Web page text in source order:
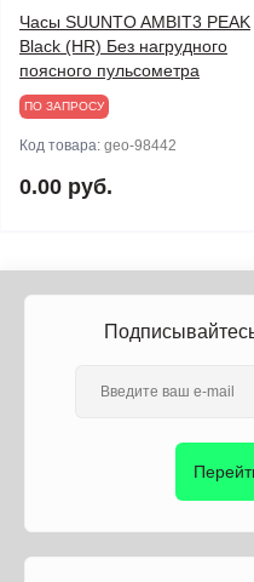
Часы SUUNTO AMBIT3 PEAK
Black (HR) Без нагрудного
поясного пульсометра
ПО ЗАПРОСУ
Код товара: geo-98442
0.00 руб.